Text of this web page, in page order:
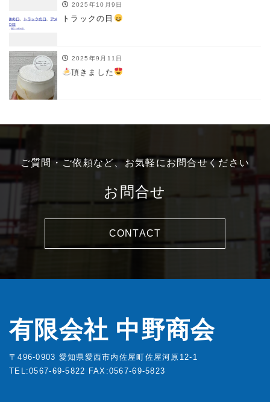
2025年10月9日
トラックの日
2025年9月11日
頂きました
ご質問・ご依頼など、お気軽にお問合せください
お問合せ
CONTACT
有限会社 中野商会
〒496-0903 愛知県愛西市内佐屋町佐屋河原12-1
TEL:0567-69-5822 FAX:0567-69-5823